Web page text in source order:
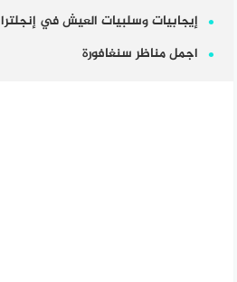
إيجابيات وسلبيات العيش في إنجلترا
اجمل مناظر سنغافورة